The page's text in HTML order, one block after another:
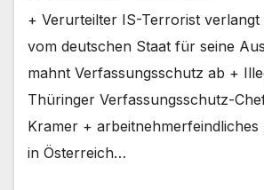
+ Verurteilter IS-Terrorist verlangt
vom deutschen Staat für seine
mahnt Verfassungsschutz ab +
Thüringer Verfassungsschutz-
Kramer + arbeitnehmerfeindliches
in Österreich…